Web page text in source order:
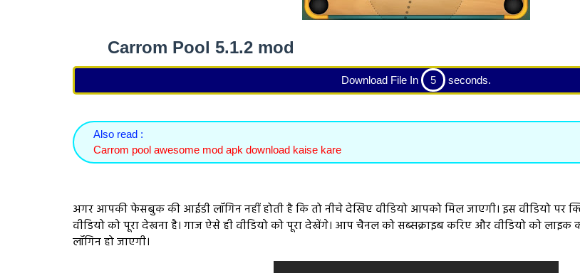
Carrom Pool 5.1.2 mod
Download File In 4 seconds.
Also read :
Carrom pool awesome mod apk download kaise kare
अगर आपकी फेसबुक की आईडी लॉगिन नहीं होती है कि तो नीचे देखिए वीडियो आपको मिल जाएगी। इस वीडियो
वीडियो को पूरा देखना है। गाज ऐसे ही वीडियो को पूरा देखेंगे। आप चैनल को सब्सक्राइब करिए और वीडियो को
लॉगिन हो जाएगी।